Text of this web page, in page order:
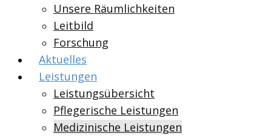
Unsere Räumlichkeiten
Leitbild
Forschung
Aktuelles
Leistungen
Leistungsübersicht
Pflegerische Leistungen
Medizinische Leistungen